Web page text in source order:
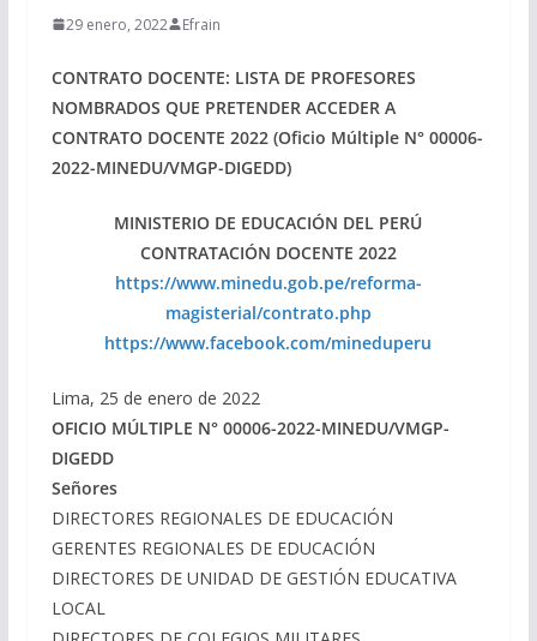
29 enero, 2022 Efrain
CONTRATO DOCENTE: LISTA DE PROFESORES
NOMBRADOS QUE PRETENDER ACCEDER A
CONTRATO DOCENTE 2022 (Oficio Múltiple N° 00006-
2022-MINEDU/VMGP-DIGEDD)
MINISTERIO DE EDUCACIÓN DEL PERÚ
CONTRATACIÓN DOCENTE 2022
https://www.minedu.gob.pe/reforma-
magisterial/contrato.php
https://www.facebook.com/mineduperu
Lima, 25 de enero de 2022
OFICIO MÚLTIPLE N° 00006-2022-MINEDU/VMGP-
DIGEDD
Señores
DIRECTORES REGIONALES DE EDUCACIÓN
GERENTES REGIONALES DE EDUCACIÓN
DIRECTORES DE UNIDAD DE GESTIÓN EDUCATIVA
LOCAL